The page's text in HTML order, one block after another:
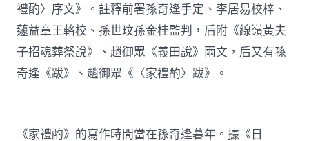
禮酌〉序文》。註釋前署孫奇逢手定、李居易校梓、
蘧益章王輅校、孫世玟孫金桂監判，后附《線嶺黃夫
子招魂葬祭說》、趙御眾《義田說》兩文，后又有孫
奇逢《跋》、趙御眾《〈家禮酌〉跋》。
《家禮酌》的寫作時間當在孫奇逢暮年。據《日